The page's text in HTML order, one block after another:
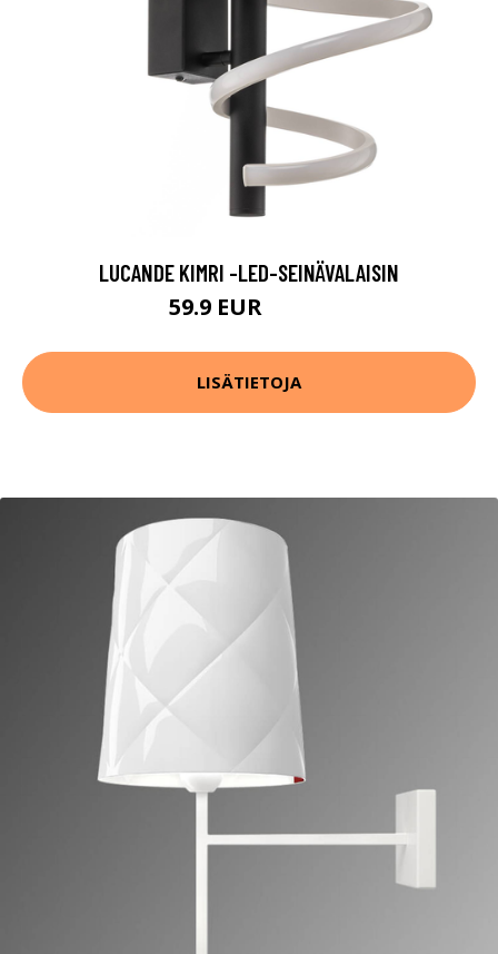
LUCANDE KIMRI -LED-SEINÄVALAISIN
59.9 EUR
LISÄTIETOJA